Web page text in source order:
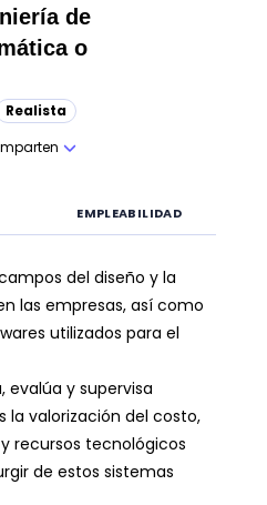
de
o
Realista
EMPLEABILIDAD
del diseño y la
las empresas, así como
utilizados para el
evalúa y supervisa
la valorización del costo,
recursos tecnológicos
de estos sistemas